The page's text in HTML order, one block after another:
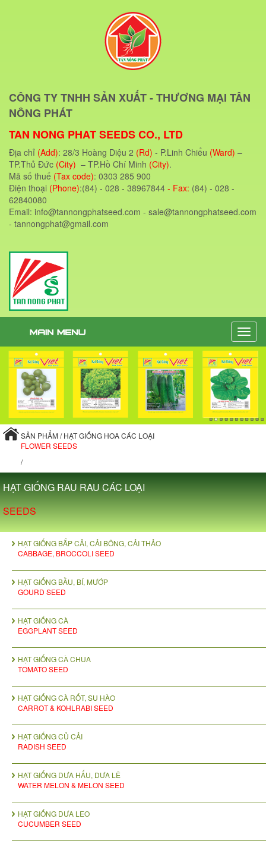
CÔNG TY TNHH SẢN XUẤT - THƯƠNG MẠI TÂN
NÔNG PHÁT
TAN NONG PHAT SEEDS CO., LTD
Địa chỉ (Add): 28/3 Hoàng Diệu 2 (Rd) - P.Linh Chiểu (Ward) –
TP.Thủ Đức (City) – TP.Hồ Chí Minh (City).
Mã số thuế (Tax code): 0303 285 900
Điện thoại (Phone):(84) - 028 - 38967844 - Fax: (84) - 028 -
62840080
Email: info@tannongphatseed.com - sale@tannongphatseed.com
- tannongphat@gmail.com
Toggle
SẢN PHẨM / HẠT GIỐNG HOA CÁC LOẠI
FLOWER SEEDS
/
HẠT GIỐNG RAU RAU CÁC LOẠI
SEEDS
HẠT GIỐNG BẮP CẢI, CẢI BÔNG, CẢI THẢO
CABBAGE, BROCCOLI SEED
HẠT GIỐNG BẦU, BÍ, MƯỚP
GOURD SEED
HẠT GIỐNG CÀ
EGGPLANT SEED
HẠT GIỐNG CÀ CHUA
TOMATO SEED
HẠT GIỐNG CÀ RỐT, SU HÀO
CARROT & KOHLRABI SEED
HẠT GIỐNG CỦ CẢI
RADISH SEED
HẠT GIỐNG DƯA HẤU, DƯA LÊ
WATER MELON & MELON SEED
HẠT GIỐNG DƯA LEO
CUCUMBER SEED